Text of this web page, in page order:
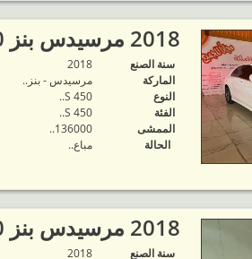
2018 مرسيدس بنز S450..
سنة الصنع
2018
الماركة
مرسيدس - بنز..
النوع
S 450..
الفئة
S 450..
الممشى
136000..
الحالة
مباع..
2018 مرسيدس بنز C300..
سنة الصنع 2018